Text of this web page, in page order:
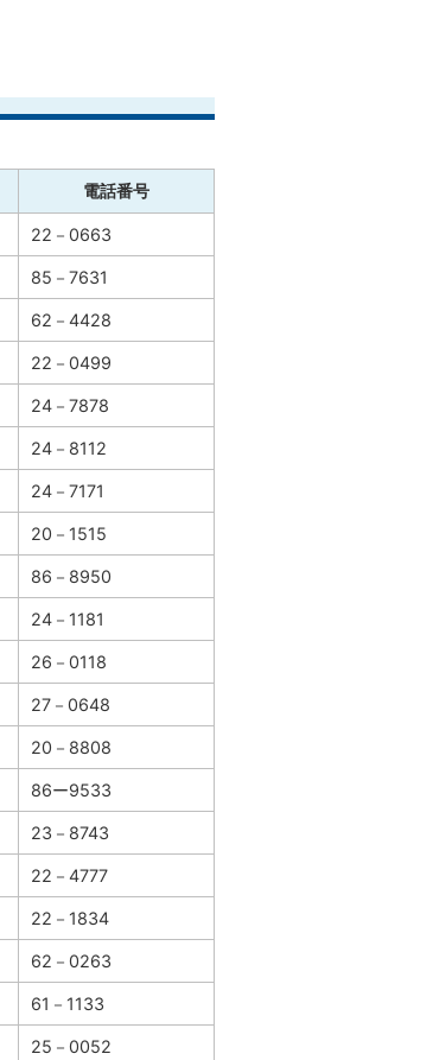
電話番号
22－0663
85－7631
62－4428
22－0499
24－7878
24－8112
24－7171
20－1515
86－8950
24－1181
26－0118
27－0648
20－8808
86ー9533
23－8743
22－4777
22－1834
62－0263
61－1133
25－0052